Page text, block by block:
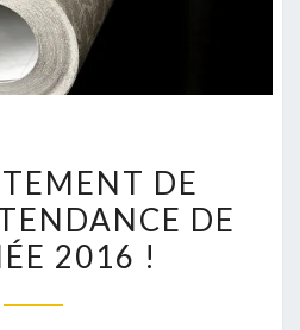
REVÊTEMENT
DE
MURS,
DE
DE
2016 !